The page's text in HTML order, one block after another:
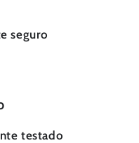
seguro
testado